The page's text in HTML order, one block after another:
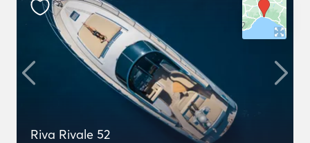
Riva Rivale 52